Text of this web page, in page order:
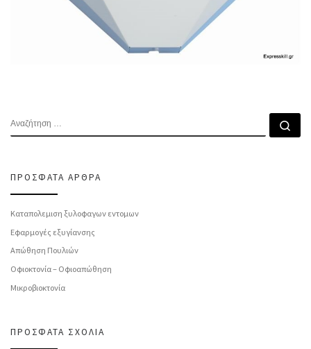
ΑΝΑΖΉΤΗΣΗ
ΠΡΌΣΦΑΤΑ ΆΡΘΡΑ
Καταπολεμιση ξυλοφαγων εντομων
Εφαρμογές εξυγίανσης
Απώθηση Πουλιών
Οφιοκτονία – Οφιοαπώθηση
Μικροβιοκτονία
ΠΡΌΣΦΑΤΑ ΣΧΌΛΙΑ